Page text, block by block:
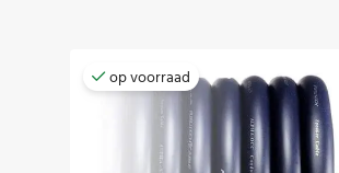
op voorraad